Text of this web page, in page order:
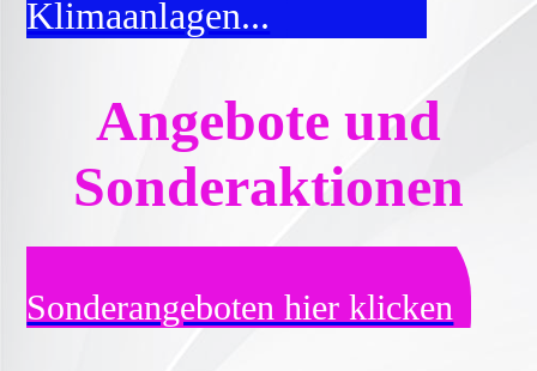
Klimaanlagen...
Angebote und
Sonderaktionen
Sonderangeboten hier klicken